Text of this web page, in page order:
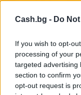
Cash.bg - Do
If you wish to opt-
processing of your
targeted advertising
section to confirm
opt-out request is
Древен храм
откриха под
07.08.2026 / 16:00